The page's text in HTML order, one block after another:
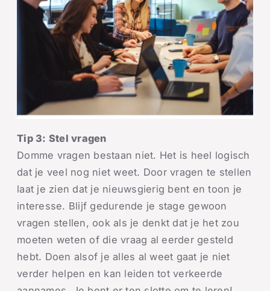
Tip 3: Stel vragen
Domme vragen bestaan niet. Het is heel logisch
dat je veel nog niet weet. Door vragen te stellen
laat je zien dat je nieuwsgierig bent en toon je
interesse. Blijf gedurende je stage gewoon
vragen stellen, ook als je denkt dat je het zou
moeten weten of die vraag al eerder gesteld
hebt. Doen alsof je alles al weet gaat je niet
verder helpen en kan leiden tot verkeerde